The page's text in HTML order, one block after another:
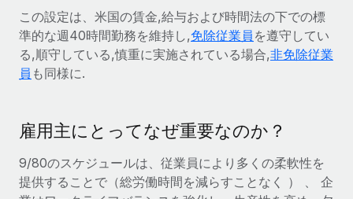
統合
基本的なビジネスツールを活用して業務プロセスを効率化す
る
サービス
グローバル人事・コンプライアンスの専門サポート
戦略的テクノロジーパートナー
グローバルな人事機能を柔軟に自社プラットフォームへ統合
パートナーとして登録
Remote Build 近日リリース予定
ウェビナー
イベント
給与・人材情報
情報センター
サポートを依頼する
한국어
中文（简体）
この設定は、米国の賃金,給与および時間法の下での標
準的な週40時間勤務を維持し,免除従業員 を遵守してい
る,順守している,慎重に実施されている場合,非免除従業
員 も同様に.
雇用主にとってなぜ重要なのか？
9/80のスケジュールは、従業員により多くの柔軟性を
提供することで（総労働時間を減らすことなく ） 、 企